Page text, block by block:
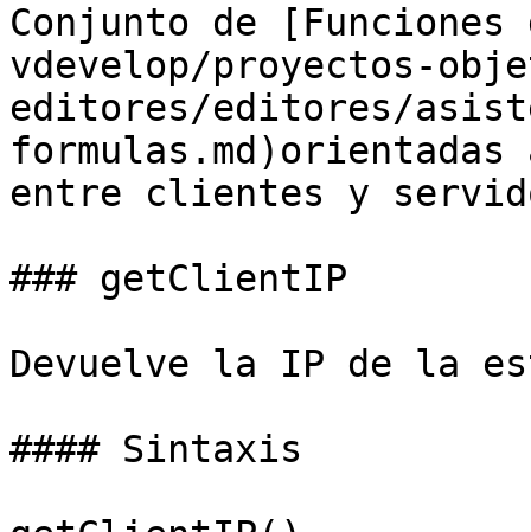
Conjunto de
vdevelop/proyectos-
editores/editores/
entre clientes y
### getClientIP
Devuelve la IP de la
#### Sintaxis